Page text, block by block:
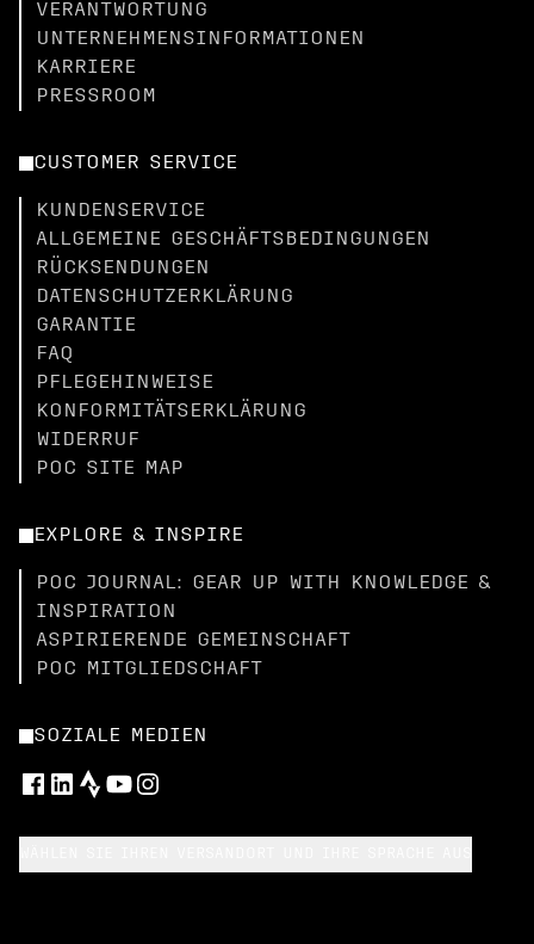
VERANTWORTUNG
UNTERNEHMENSINFORMATIONEN
KARRIERE
PRESSROOM
CUSTOMER SERVICE
KUNDENSERVICE
ALLGEMEINE GESCHÄFTSBEDINGUNGEN
RÜCKSENDUNGEN
DATENSCHUTZERKLÄRUNG
GARANTIE
FAQ
PFLEGEHINWEISE
KONFORMITÄTSERKLÄRUNG
WIDERRUF
POC SITE MAP
EXPLORE & INSPIRE
POC JOURNAL: GEAR UP WITH KNOWLEDGE &
INSPIRATION
ASPIRIERENDE GEMEINSCHAFT
POC MITGLIEDSCHAFT
SOZIALE MEDIEN